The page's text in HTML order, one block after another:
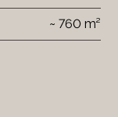
~ 760 m²